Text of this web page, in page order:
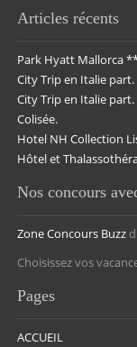
Articles récents
Park Hyatt Mallorca
City Trip en Italie
City Trip en Italie
Colisée.
Hotel NH Collection
Hôtel et
Nos concours
Zone Concours Buzz
Choisissez vos
Pages
ACCUEIL